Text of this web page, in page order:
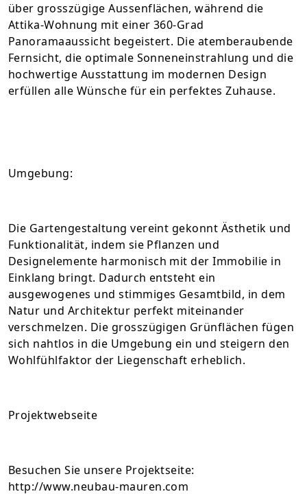
über grosszügige Aussenflächen, während die
Attika-Wohnung mit einer 360-Grad
Panoramaaussicht begeistert. Die atemberaubende
Fernsicht, die optimale Sonneneinstrahlung und die
hochwertige Ausstattung im modernen Design
erfüllen alle Wünsche für ein perfektes Zuhause.
Umgebung:
Die Gartengestaltung vereint gekonnt Ästhetik und
Funktionalität, indem sie Pflanzen und
Designelemente harmonisch mit der Immobilie in
Einklang bringt. Dadurch entsteht ein
ausgewogenes und stimmiges Gesamtbild, in dem
Natur und Architektur perfekt miteinander
verschmelzen. Die grosszügigen Grünflächen fügen
sich nahtlos in die Umgebung ein und steigern den
Wohlfühlfaktor der Liegenschaft erheblich.
Projektwebseite
Besuchen Sie unsere Projektseite:
http://www.neubau-mauren.com